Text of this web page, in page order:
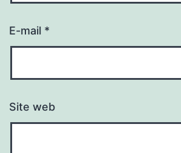
E-mail *
Site web